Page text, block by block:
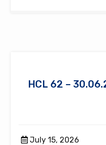
HCL 62 –
July 15, 2026